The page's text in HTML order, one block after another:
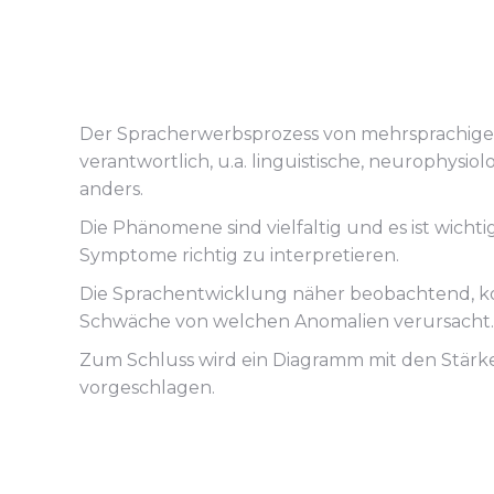
Der Spracherwerbsprozess von
verantwortlich, u.a. linguistische,
anders.
Die Phänomene sind vielfaltig und es ist
Symptome richtig zu interpretieren.
Die Sprachentwicklung näher beobachtend,
Schwäche von welchen Anomalien verursacht.
Zum Schluss wird ein Diagramm mit den
vorgeschlagen.